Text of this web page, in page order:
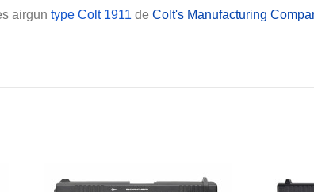
airgun type Colt 1911 de Colt's Manufacturing